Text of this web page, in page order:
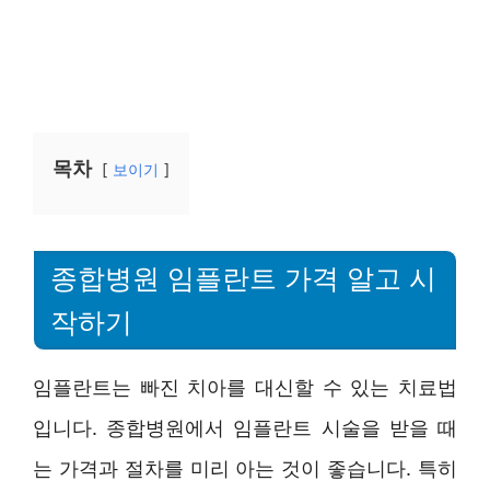
목차 보이기
종합병원 임플란트 가격 알고 시
작하기
임플란트는 빠진 치아를 대신할 수 있는 치료법
입니다. 종합병원에서 임플란트 시술을 받을 때
는 가격과 절차를 미리 아는 것이 좋습니다. 특히